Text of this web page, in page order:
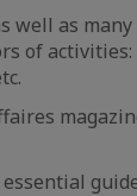
well as
of